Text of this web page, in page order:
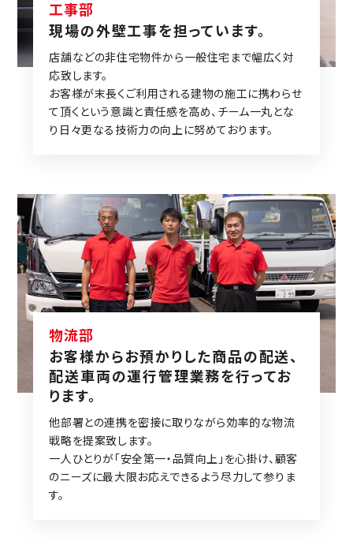
工事部
現場の外壁工事を担っています。
店舗などの非住宅物件から一般住宅まで幅広く対
応致します。
お客様が末⾧くご利用される建物の施工に携わらせ
て頂くという意識と責任感を高め、チーム一丸とな
り日々更なる技術力の向上に努めております。
物流部
お客様からお預かりした商品の配送、
配送車両の運行管理業務を行ってお
ります。
他部署との連携を密接に取りながら効率的な物流
戦略を提案致します。
一人ひとりが「安全第一・品質向上」を心掛け、顧客
のニーズに最大限お応えできるよう尽力して参りま
す。